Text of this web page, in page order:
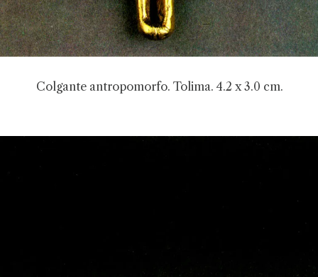
Colgante antropomorfo. Tolima. 4.2 x 3.0 cm.